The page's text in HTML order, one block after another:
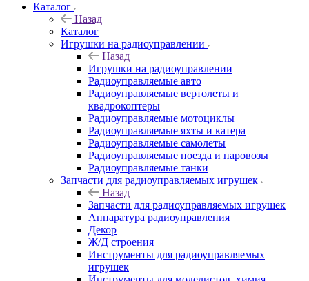
Каталог
Назад
Каталог
Игрушки на радиоуправлении
Назад
Игрушки на радиоуправлении
Радиоуправляемые авто
Радиоуправляемые вертолеты и
квадрокоптеры
Радиоуправляемые мотоциклы
Радиоуправляемые яхты и катера
Радиоуправляемые самолеты
Радиоуправляемые поезда и паровозы
Радиоуправляемые танки
Запчасти для радиоуправляемых игрушек
Назад
Запчасти для радиоуправляемых игрушек
Аппаратура радиоуправления
Декор
Ж/Д строения
Инструменты для радиоуправляемых
игрушек